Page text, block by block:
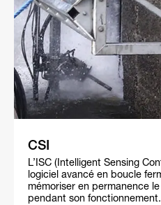
CSI
L’ISC (Intelligent Sensing
logiciel avancé en boucle
mémoriser en permanence
pendant son